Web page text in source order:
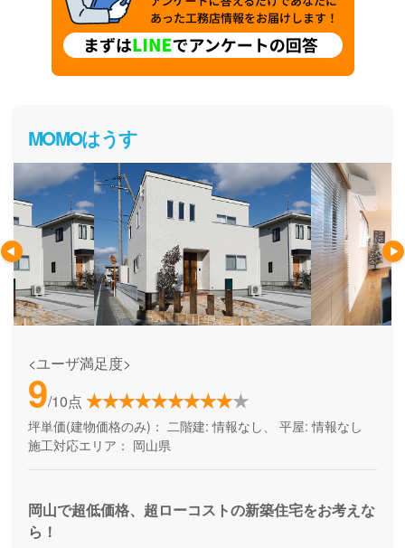
MOMOはうす
<ユーザ満足度>
9/10点
坪単価(建物価格のみ)： 二階建: 情報なし、 平屋: 情報なし
施工対応エリア： 岡山県
岡山で超低価格、超ローコストの新築住宅をお考えな
ら！